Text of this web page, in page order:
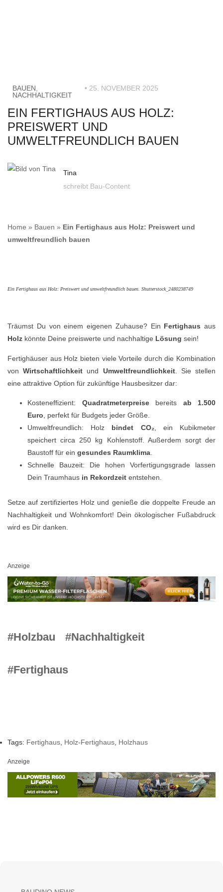
BAUEN
NACHHALTIGKEIT
• 25. NOVEMBER 2025
EIN FERTIGHAUS AUS HOLZ:
PREISWERT UND
UMWELTFREUNDLICH BAUEN
Tina
schreibt Bau-Content
Home » Bauen » Ein Fertighaus aus Holz: Preiswert und
umweltfreundlich bauen
Ein Fertighaus aus Holz: Preiswert und umweltfreundlich bauen. Shutterstock_2480238749
Träumst Du von einem eigenen Zuhause? Ein Fertighaus aus
Holz könnte Deine preiswerte und nachhaltige Lösung sein!
Fertighäuser aus Holz bieten viele Vorteile durch die Kombination
vonWirtschaftlichkeit und Umweltfreundlichkeit. Sie stellen
eine attraktive Option für zukünftige Hausbesitzer dar:
Kosteneffizient: Quadratmeterpreisebereits ab 1.500
Euro , perfekt für Budgets jeder Größe.
Umweltfreundlich: Holz bindet CO₂, ein Kubikmeter
speichert circa 250 kg Kohlenstoff. Außerdem sorgt der
Baustoff für ein gesundes Raumklima
Schnelle Bauzeit: Die hohen Vorfertigungsgrade lassen
Dein Traumhaus in Rekordzeit entstehen.
Setze auf zertifiziertes Holz und genieße die doppelte Freude an
Nachhaltigkeit und Wohnkomfort! Dein ökologischer Fußabdruck
wird es Dir danken.
Anzeige
#Holzbau #Nachhaltigkeit
#Fertighaus
Tags: Fertighaus, Holz-Fertighaus, Holzhaus
Anzeige